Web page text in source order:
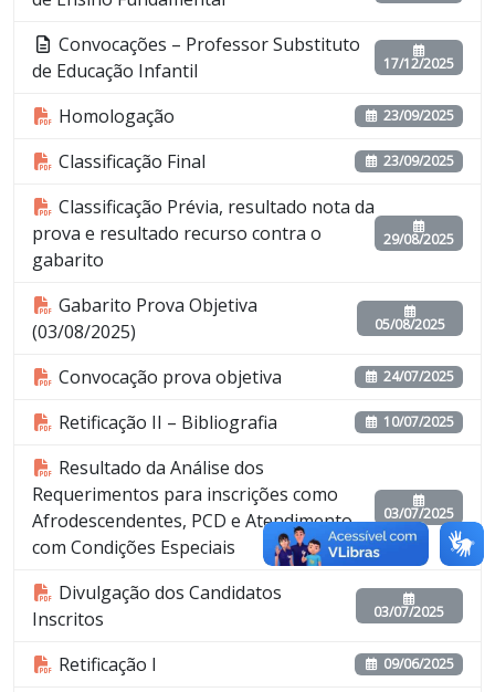
Convocações – Professor Substituto
de Educação Infantil
17/12/2025
Homologação 23/09/2025
Classificação Final 23/09/2025
Classificação Prévia, resultado nota da
prova e resultado recurso contra o
gabarito
29/08/2025
Gabarito Prova Objetiva
(03/08/2025)
05/08/2025
Convocação prova objetiva 24/07/2025
Retificação II – Bibliografia 10/07/2025
Resultado da Análise dos
Requerimentos para inscrições como
Afrodescendentes, PCD e Atendimento
com Condições Especiais
03/07/2025
Divulgação dos Candidatos
Inscritos
03/07/2025
Retificação I 09/06/2025